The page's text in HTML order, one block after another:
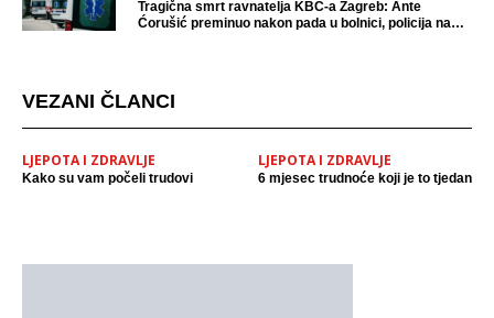
Tragična smrt ravnatelja KBC-a Zagreb: Ante
Ćorušić preminuo nakon pada u bolnici, policija na
VEZANI ČLANCI
LJEPOTA I ZDRAVLJE
Kako su vam počeli trudovi
LJEPOTA I ZDRAVLJE
6 mjesec trudnoće koji je to tjedan